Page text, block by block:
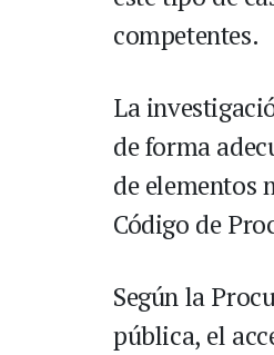
competentes.
La
de forma
de elementos
Código de
Según la
pública, el